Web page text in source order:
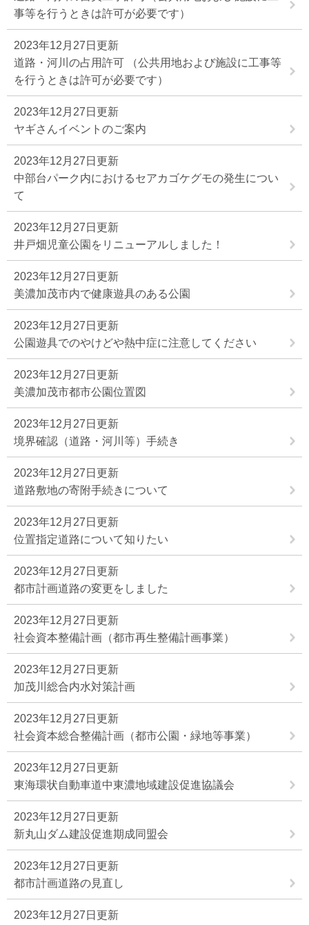
事等を行うときは許可が必要です）
2023年12月27日更新
道路・河川の占用許可 （公共用地および施設に工事等
を行うときは許可が必要です）
2023年12月27日更新
ヤギさんイベントのご案内
2023年12月27日更新
中部台パーク内におけるセアカゴケグモの発生につい
て
2023年12月27日更新
井戸畑児童公園をリニューアルしました！
2023年12月27日更新
美濃加茂市内で健康遊具のある公園
2023年12月27日更新
公園遊具でのやけどや熱中症に注意してください
2023年12月27日更新
美濃加茂市都市公園位置図
2023年12月27日更新
境界確認（道路・河川等）手続き
2023年12月27日更新
道路敷地の寄附手続きについて
2023年12月27日更新
位置指定道路について知りたい
2023年12月27日更新
都市計画道路の変更をしました
2023年12月27日更新
社会資本整備計画（都市再生整備計画事業）
2023年12月27日更新
加茂川総合内水対策計画
2023年12月27日更新
社会資本総合整備計画（都市公園・緑地等事業）
2023年12月27日更新
東海環状自動車道中東濃地域建設促進協議会
2023年12月27日更新
新丸山ダム建設促進期成同盟会
2023年12月27日更新
都市計画道路の見直し
2023年12月27日更新